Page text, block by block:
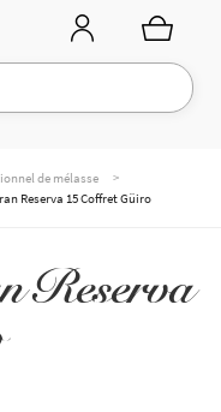
Rechercher
de mélasse
>
Reserva 15 Coffret Güiro
Reserva